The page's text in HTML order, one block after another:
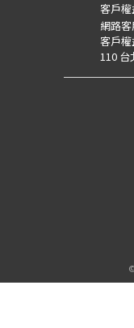
客戶
網路客
客戶權
110 台